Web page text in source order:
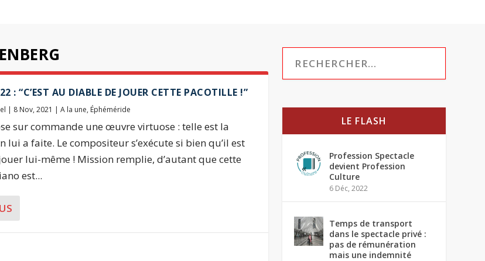
: “C’EST AU DIABLE DE JOUER CETTE PACOTILLE !”
| 8 Nov, 2021 |A la une, Éphéméride
sur commande une œuvre virtuose : telle est la
lui a faite. Le compositeur s’exécute si bien qu’il est
lui-même ! Mission remplie, d’autant que cette
est...
LE FLASH
Profession Spectacle
devient Profession
Culture
6 Déc, 2022
Temps de transport
dans le spectacle privé :
pas de rémunération
mais une indemnité